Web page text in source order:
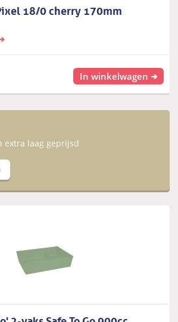
18/0 cherry 170mm
In winkelwagen
extra laag geprijsd